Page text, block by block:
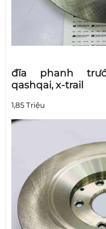
đĩa phanh
qashqai, x-trail
1,85 Triệu